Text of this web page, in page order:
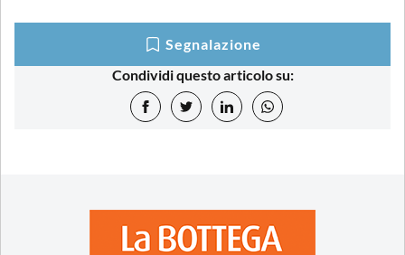
Segnalazione
Condividi questo articolo su: